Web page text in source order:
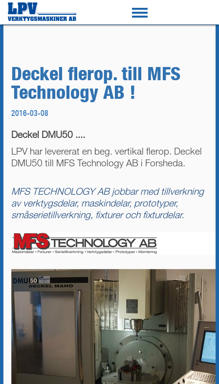
Deckel flerop. till MFS
Technology AB !
2016-03-08
Deckel DMU50 ....
LPV har levererat en beg. vertikal flerop. Deckel
DMU50 till MFS Technology AB i Forsheda.
MFS TECHNOLOGY AB jobbar med tillverkning
av verktygsdelar, maskindelar, prototyper,
småserietillverkning, fixturer och fixturdelar.